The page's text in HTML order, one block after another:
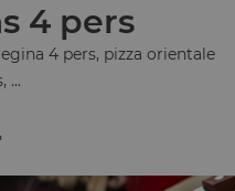
4 pers
4 pers, pizza orientale
...